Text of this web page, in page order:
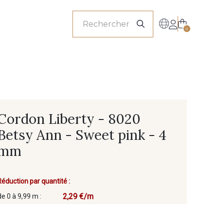
0
Liberty - 8020
Ann - Sweet pink - 4
par quantité :
0 à 9,99 m :
2,29 €/m